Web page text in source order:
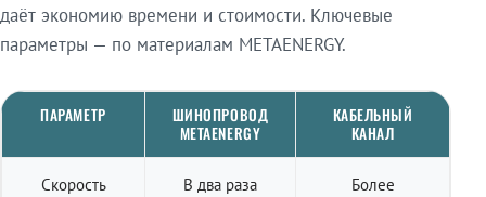
даёт экономию времени и стоимости. Ключевые
параметры — по материалам METAENERGY.
ПАРАМЕТР
ШИНОПРОВОД
METAENERGY
КАБЕЛЬНЫЙ
КАНАЛ
Скорость
В два раза
Более